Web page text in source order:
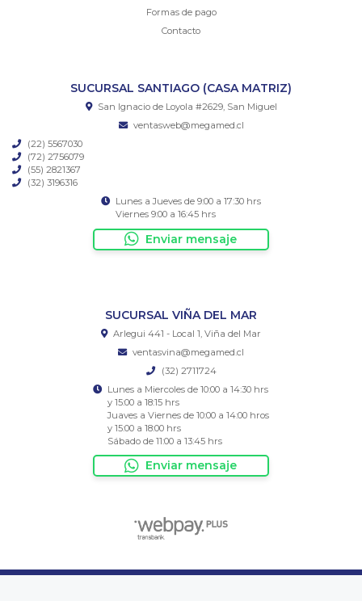
Formas de pago
Contacto
SUCURSAL SANTIAGO (CASA MATRIZ)
San Ignacio de Loyola #2629, San Miguel
ventasweb@megamed.cl
(22) 5567030
(72) 2756079
(55) 2821367
(32) 3196316
Lunes a Jueves de 9:00 a 17:30 hrs
Viernes 9:00 a 16:45 hrs
Enviar mensaje
SUCURSAL VIÑA DEL MAR
Arlegui 441 - Local 1, Viña del Mar
ventasvina@megamed.cl
(32) 2711724
Lunes a Miercoles de 10:00 a 14:30 hrs
y 15:00 a 18:15 hrs
Juaves a Viernes de 10:00 a 14:00 hros
y 15:00 a 18:00 hrs
Sábado de 11:00 a 13:45 hrs
Enviar mensaje